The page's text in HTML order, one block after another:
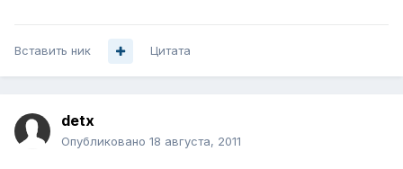
Вставить ник Цитата
detx
Опубликовано 18 августа, 2011